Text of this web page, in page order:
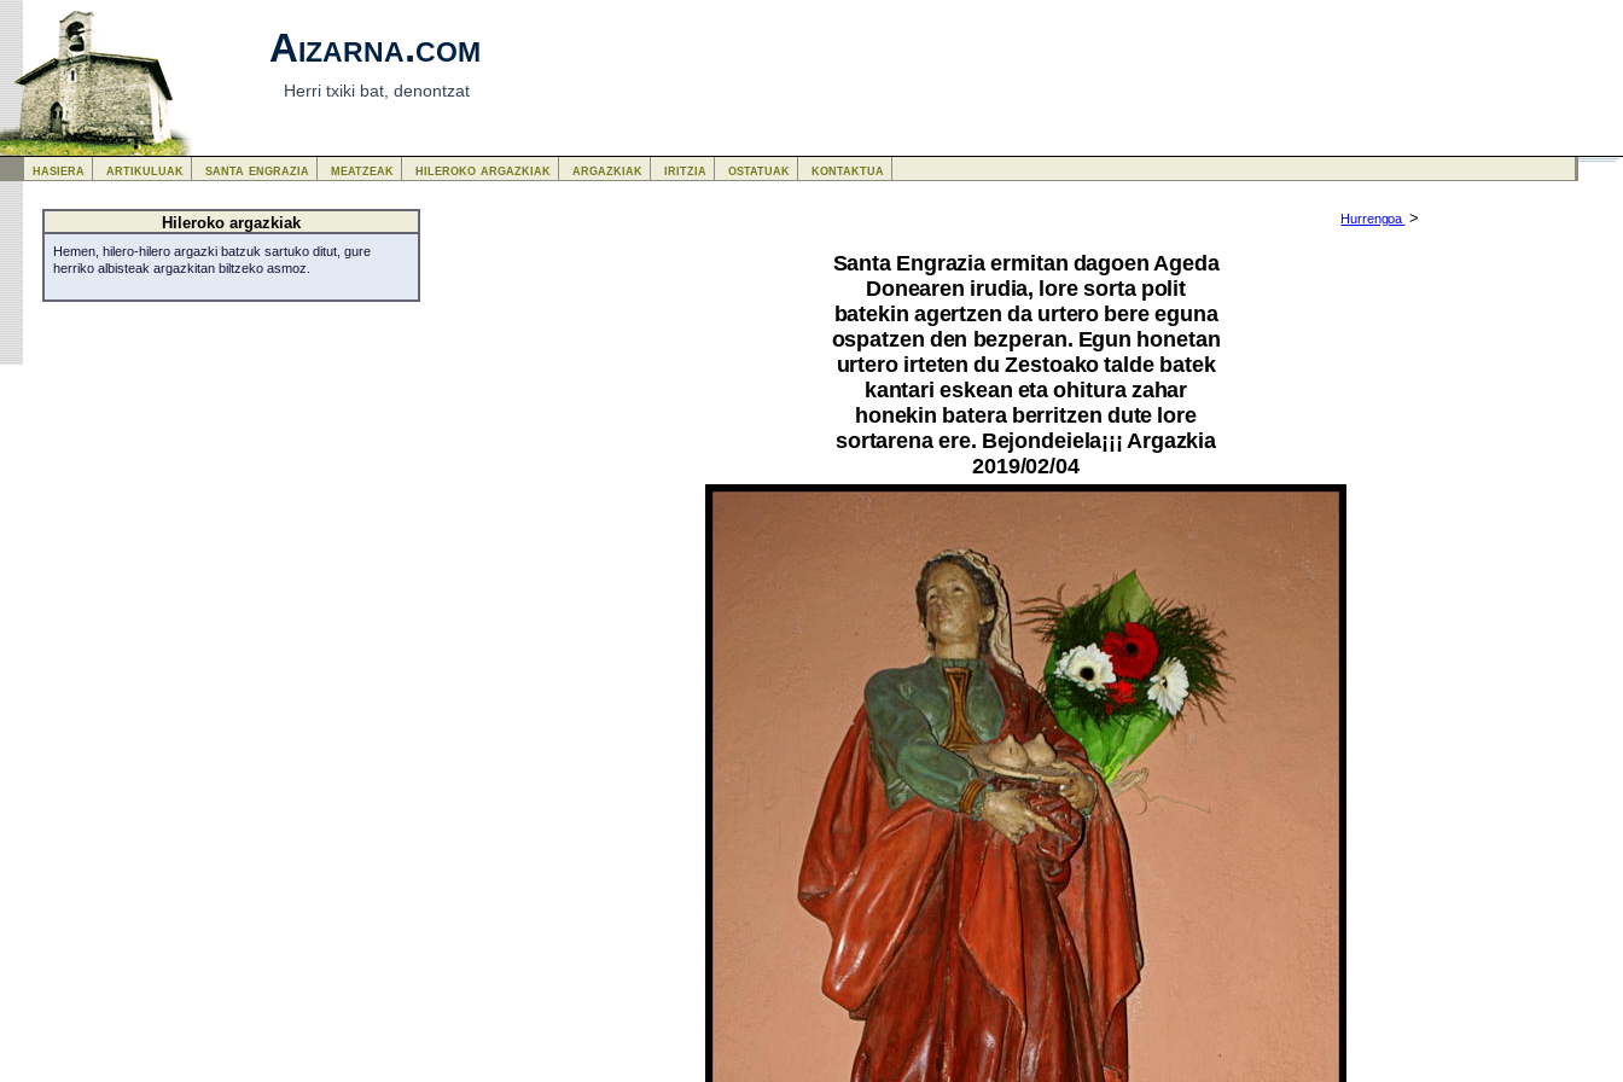
Aizarna.com
Herri txiki bat, denontzat
Santa Engrazia ermitan dagoen Ageda
Donearen irudia, lore sorta polit
batekin agertzen da urtero bere eguna
ospatzen den bezperan. Egun honetan
urtero irteten du Zestoako talde batek
kantari eskean eta ohitura zahar
honekin batera berritzen dute lore
sortarena ere. Bejondeiela¡¡¡ Argazkia
2019/02/04
Hurrengoa >
Hileroko argazkiak
Hemen, hilero-hilero argazki batzuk sartuko ditut, gure
herriko albisteak argazkitan biltzeko asmoz.
hasiera artikuluak santa engrazia meatzeak hileroko argazkiak argazkiak iritzia ostatuak kontaktua